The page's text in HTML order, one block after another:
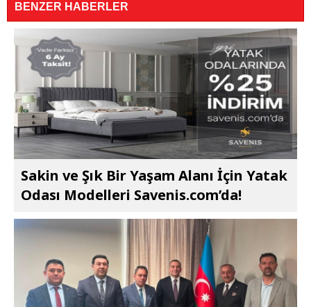
BENZER HABERLER
Sakin ve Şık Bir Yaşam Alanı İçin Yatak
Odası Modelleri Savenis.com’da!